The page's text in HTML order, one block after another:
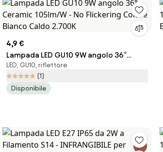
4,9 €
Lampada LED GU10 9W angolo 36°
Ceramic 105lm/W - No Flickering
Colore Bianco Caldo 2.700K
LED, GU10, riflettore
(1)
Disponibile